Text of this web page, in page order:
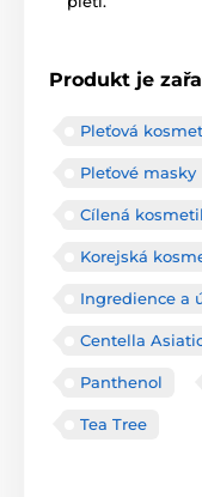
Produkt je
Pleťová
Pleťové masky
Cílená
Korejská
Ingredience a
Centella
Panthenol
Tea Tree